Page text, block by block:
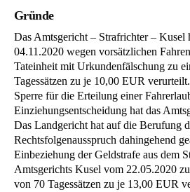
Gründe
Das Amtsgericht – Strafrichter – Kusel
04.11.2020 wegen vorsätzlichen
Tateinheit mit Urkundenfälschung zu
Tagessätzen zu je 10,00 EUR
Sperre für die Erteilung einer
Einziehungsentscheidung hat das
Das Landgericht hat auf die Berufung
Rechtsfolgenausspruch dahingehend
Einbeziehung der Geldstrafe aus dem
Amtsgerichts Kusel vom 22.05.2020
von 70 Tagessätzen zu je 13,00 EUR